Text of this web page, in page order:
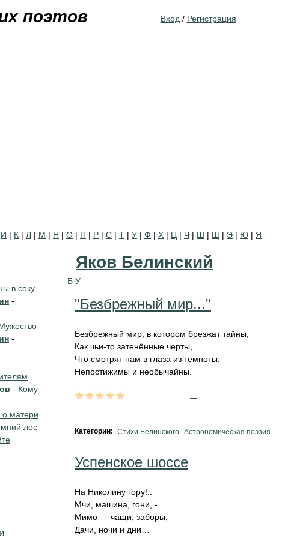
поэтов Вход / Регистрация
И | К | Л | М | Н | О | П | Р | С | Т | У | Ф | Х | Ц | Ч | Ш | Щ | Э | Ю | Я
Яков Белинский
Б У
"Безбрежный мир..."
Безбрежный мир, в котором брезжат тайны,
Как чьи-то затенённые черты,
Что смотрят нам в глаза из темноты,
Непостижимы и необычайны.
Категории: Стихи Белинского Астрономическая поэзия
Успенское шоссе
На Николину гору!..
Мчи, машина, гони, -
Мимо — чащи, заборы,
Дачи, ночи и дни…
в соку
-
-
- Кому
матери
лес